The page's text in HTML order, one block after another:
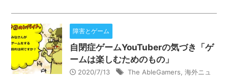
障害とゲーム
自閉症ゲームYouTuberの気づき「ゲ
ームは楽しむためのもの」
2020/7/13 The AbleGamers ,海外ニュ